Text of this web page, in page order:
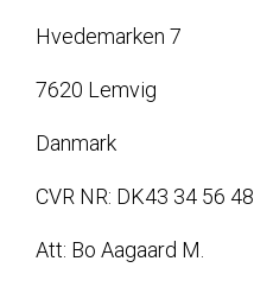
Hvedemarken 7
7620 Lemvig
Danmark
CVR NR: DK43 34 56 48
Att: Bo Aagaard M.